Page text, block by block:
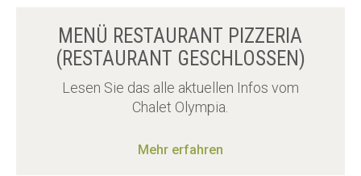
MENÜ RESTAURANT PIZZERIA
(RESTAURANT GESCHLOSSEN)
Lesen Sie das alle aktuellen Infos vom
Chalet Olympia.
Mehr erfahren